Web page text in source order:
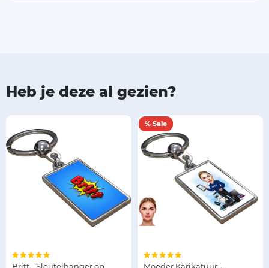
Heb je deze al gezien?
% Sale